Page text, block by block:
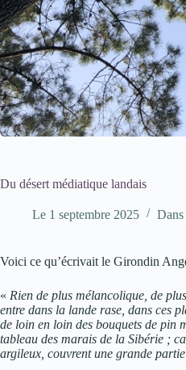
Du désert médiatique landais
Le 1 septembre 2025 Dans
Voici ce qu’écrivait le Girondin
« Rien de plus mélancolique, de
entre dans la lande rase, dans ces
de loin en loin des bouquets de pin
tableau des marais de la Sibérie ;
argileux, couvrent une grande partie